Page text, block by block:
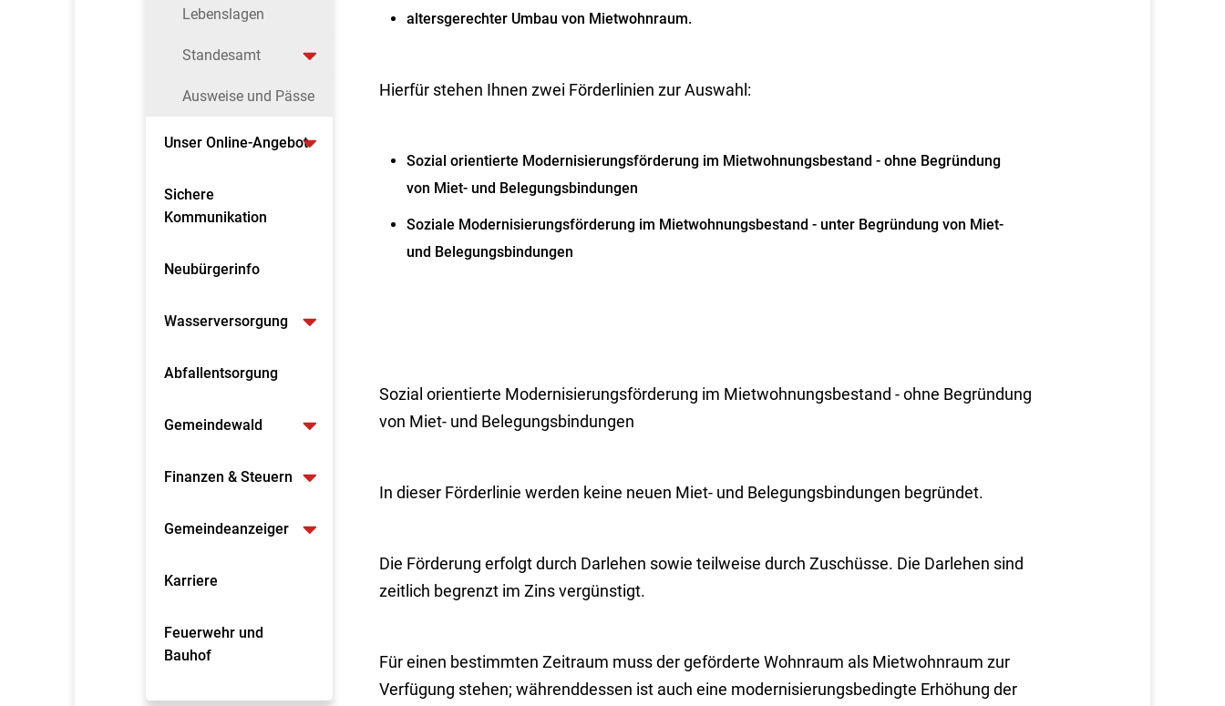
Lebenslagen
Standesamt
Ausweise und Pässe
Unser Online-Angebot
Sichere
Kommunikation
Neubürgerinfo
Wasserversorgung
Abfallentsorgung
Gemeindewald
Finanzen & Steuern
Gemeindeanzeiger
Karriere
Feuerwehr und
Bauhof
altersgerechter Umbau von Mietwohnraum.
Hierfür stehen Ihnen zwei Förderlinien zur Auswahl:
Sozial orientierte Modernisierungsförderung im Mietwohnungsbestand - ohne Begründung
von Miet- und Belegungsbindungen
Soziale Modernisierungsförderung im Mietwohnungsbestand - unter Begründung von Miet-
und Belegungsbindungen
Sozial orientierte Modernisierungsförderung im Mietwohnungsbestand - ohne Begründung
von Miet- und Belegungsbindungen
In dieser Förderlinie werden keine neuen Miet- und Belegungsbindungen begründet.
Die Förderung erfolgt durch Darlehen sowie teilweise durch Zuschüsse. Die Darlehen sind
zeitlich begrenzt im Zins vergünstigt.
Für einen bestimmten Zeitraum muss der geförderte Wohnraum als Mietwohnraum zur
Verfügung stehen; währenddessen ist auch eine modernisierungsbedingte Erhöhung der